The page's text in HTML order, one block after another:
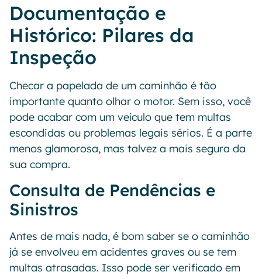
Documentação e
Histórico: Pilares da
Inspeção
Checar a papelada de um caminhão é tão
importante quanto olhar o motor. Sem isso, você
pode acabar com um veículo que tem multas
escondidas ou problemas legais sérios. É a parte
menos glamorosa, mas talvez a mais segura da
sua compra.
Consulta de Pendências e
Sinistros
Antes de mais nada, é bom saber se o caminhão
já se envolveu em acidentes graves ou se tem
multas atrasadas. Isso pode ser verificado em